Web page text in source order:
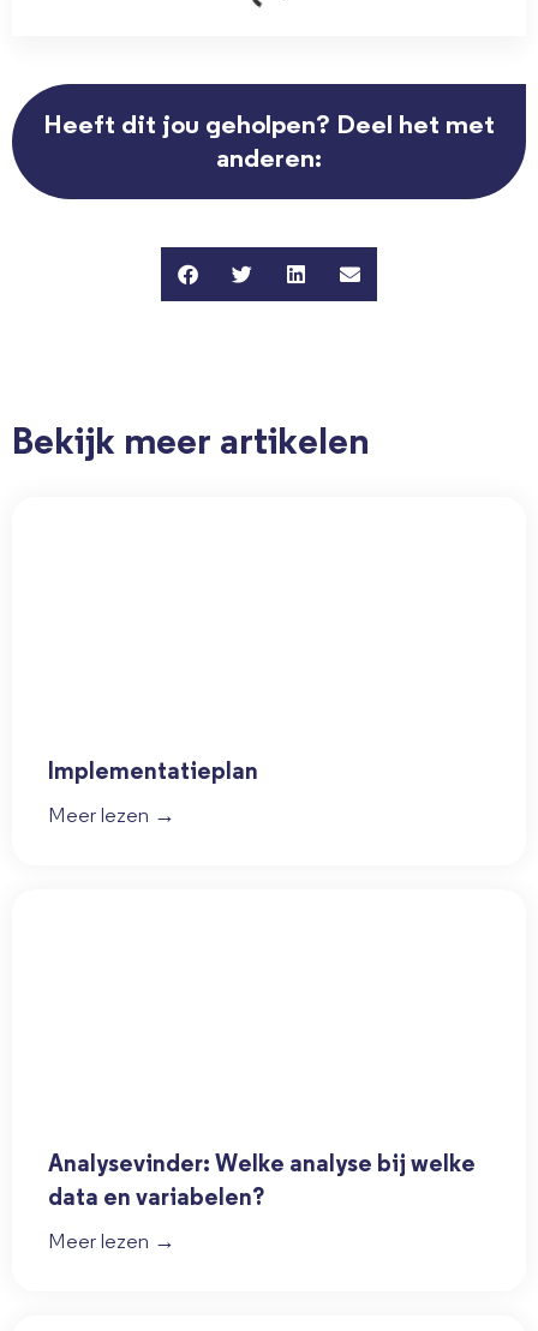
Heeft dit jou geholpen? Deel het met
anderen:
Bekijk meer artikelen
Implementatieplan
Meer lezen →
Analysevinder: Welke analyse bij welke
data en variabelen?
Meer lezen →